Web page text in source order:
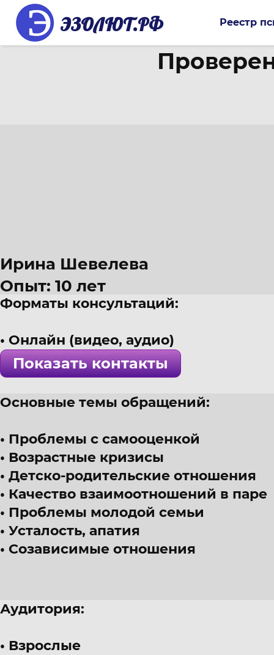
ЭЗОЛЮТ.РФ Реестр
Ирина Шевелева
Опыт: 10 лет
​52 года
г. Барнаул
Психолог, песочная терапия,
! Специалист проверен >>>
Форматы консультаций:
Онлайн (видео, аудио)
Показать контакты
Основные темы обращений:
Проблемы с самооценкой
Возрастные кризисы
Детско-родительские отношения
Качество взаимоотношений в паре
Проблемы молодой семьи
Усталость, апатия
Созависимые отношения
Аудитория:
Взрослые